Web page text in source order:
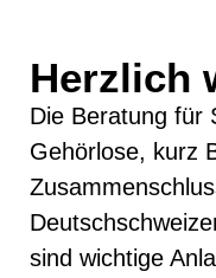
Herzlich
Die Beratung für
Gehörlose, kurz
sind wichtige